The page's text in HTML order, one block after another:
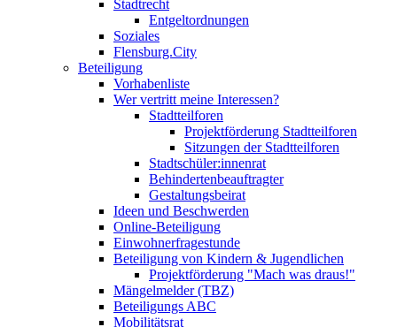
Stadtrecht
Entgeltordnungen
Soziales
Flensburg.City
Beteiligung
Vorhabenliste
Wer vertritt meine Interessen?
Stadtteilforen
Projektförderung Stadtteilforen
Sitzungen der Stadtteilforen
Stadtschüler:innenrat
Behindertenbeauftragter
Gestaltungsbeirat
Ideen und Beschwerden
Online-Beteiligung
Einwohnerfragestunde
Beteiligung von Kindern & Jugendlichen
Projektförderung "Mach was draus!"
Mängelmelder (TBZ)
Beteiligungs ABC
Mobilitätsrat